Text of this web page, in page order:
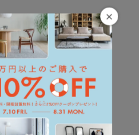
×
カチだけではなく、
スとしても使えます♪
、
すよね。
物にもピッタリです。